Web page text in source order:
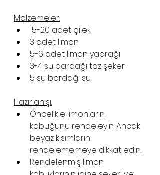
Malzemeler:
15-20 adet çilek
3 adet limon
5-6 adet limon yaprağı
3-4 su bardağı toz şeker
5 su bardağı su
Hazırlanışı:
Öncelikle limonların
kabuğunu rendeleyin. Ancak
beyaz kısımlarını
rendelememeye dikkat edin.
Rendelenmiş limon